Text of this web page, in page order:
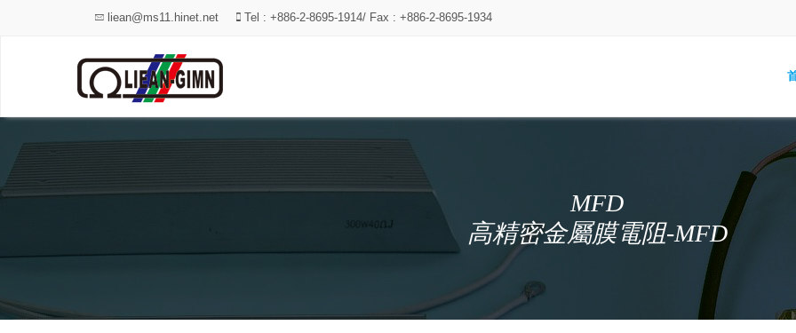
liean@ms11.hinet.net Tel : +886-2-8695-1914/ Fax : +886-2-8695-1934
MFD
高精密金屬膜電阻-MFD